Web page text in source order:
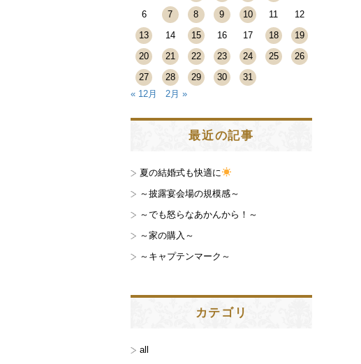
6
7 8 9 10 11
12
13
14 15 16 17 18
19
20
21 22 23 24 25
26
27
28 29 30
31
« 12月
2月 »
最近の記事
夏の結婚式も快適に
～披露宴会場の規模感～
～でも怒らなあかんから！～
～家の購入～
～キャプテンマーク～
カテゴリ
all